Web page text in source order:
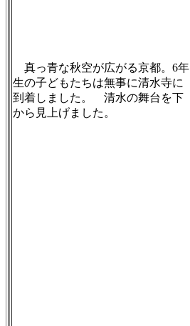
真っ青な秋空が広がる京都。6年
生の子どもたちは無事に清水寺に
到着しました。 清水の舞台を下
から見上げました。